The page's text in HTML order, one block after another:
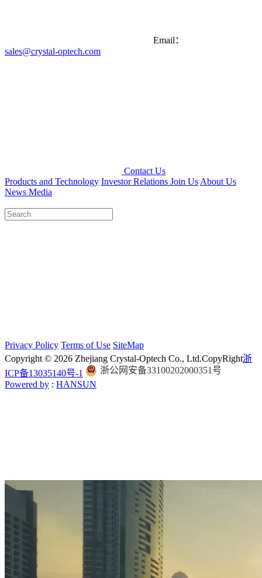
Email：
sales@crystal-optech.com
Contact Us
Products and Technology Investor Relations Join Us About Us
News Media
Privacy Policy Terms of Use SiteMap
Copyright © 2026 Zhejiang Crystal-Optech Co., Ltd.CopyRight浙
ICP备13035140号-1
浙公网安备33100202000351号
Powered by : HANSUN